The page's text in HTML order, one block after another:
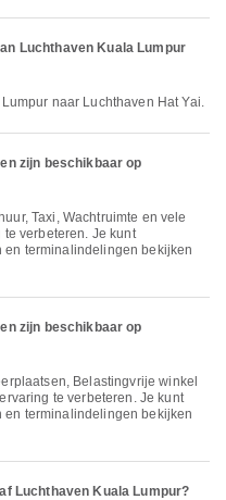
Luchthaven Kuala Lumpur
naar Luchthaven Hat Yai.
zijn beschikbaar op
verbeteren. Je kunt
terminalindelingen bekijken
zijn beschikbaar op
te verbeteren. Je kunt
terminalindelingen bekijken
Luchthaven Kuala Lumpur?